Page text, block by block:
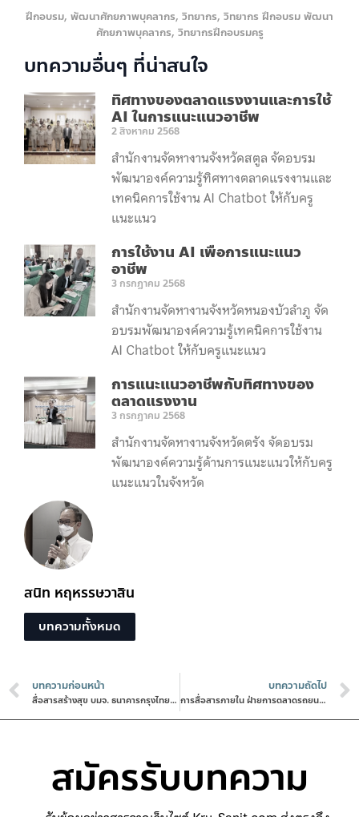
สนิท หฤหรรษวาสิน
บทความทั้งหมด
ฝึกอบรม, พัฒนาศักยภาพบุคลากร, วิทยากร, วิทยากร ฝึกอบรม พัฒนา
ศักยภาพบุคลากร, วิทยากรฝึกอบรมครู
บทความอื่นๆ ที่น่าสนใจ
ทิศทางของตลาดแรงงานและการใช้
AI ในการแนะแนวอาชีพ
2 สิงหาคม 2568
สำนักงานจัดหางานจังหวัดสตูล จัดอบรม
พัฒนาองค์ความรู้ทิศทางตลาดแรงงานและ
เทคนิคการใช้งาน AI Chatbot ให้กับครู
แนะแนว
การใช้งาน AI เพื่อการแนะแนว
อาชีพ
3 กรกฎาคม 2568
สำนักงานจัดหางานจังหวัดหนองบัวลำภู จัด
อบรมพัฒนาองค์ความรู้เทคนิคการใช้งาน
AI Chatbot ให้กับครูแนะแนว
การแนะแนวอาชีพกับทิศทางของ
ตลาดแรงงาน
3 กรกฎาคม 2568
สำนักงานจัดหางานจังหวัดตรัง จัดอบรม
พัฒนาองค์ความรู้ด้านการแนะแนวให้กับครู
แนะแนวในจังหวัด
บทความก่อนหน้า
สื่อสารสร้างสุข บมจ. ธนาคารกรุงไทย จำกัด
บทความถัดไป
การสื่อสารภายใน ฝ่ายการตลาดรถยนต์นั่ง Toyota Motor (ประเทศไทย)
สมัครรับบทความ